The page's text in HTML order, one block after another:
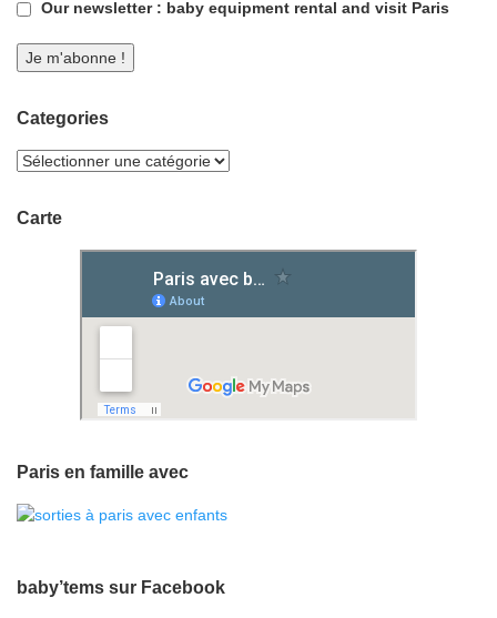
Our newsletter : baby equipment rental and visit Paris
Categories
Carte
Paris en famille avec
baby’tems sur Facebook